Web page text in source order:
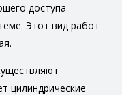
доступа
Этот вид работ
цилиндрические